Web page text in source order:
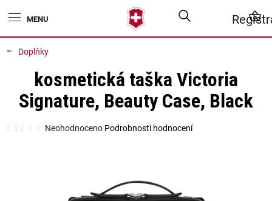
na
Doplňky
kosmetická taška Victoria
Signature, Beauty Case, Black
Průměrné
hodnocení
Neohodnoceno Podrobnosti hodnocení